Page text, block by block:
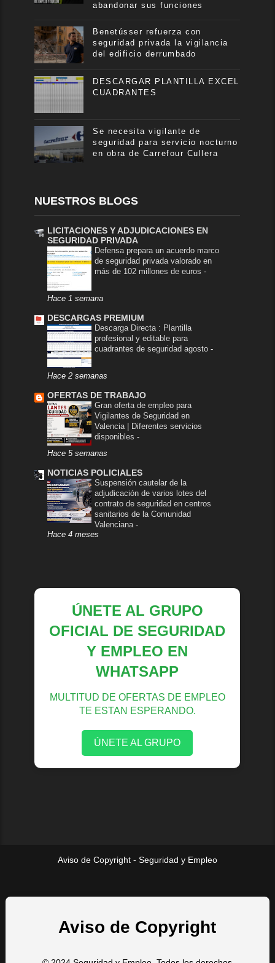
abandonar sus funciones
Benetússer refuerza con
seguridad privada la vigilancia
del edificio derrumbado
DESCARGAR PLANTILLA EXCEL
CUADRANTES
Se necesita vigilante de
seguridad para servicio nocturno
en obra de Carrefour Cullera
NUESTROS BLOGS
LICITACIONES Y ADJUDICACIONES EN
SEGURIDAD PRIVADA
Defensa prepara un acuerdo marco
de seguridad privada valorado en
más de 102 millones de euros-
Hace 1 semana
DESCARGAS PREMIUM
Descarga Directa : Plantilla
profesional y editable para
cuadrantes de seguridad agosto-
Hace 2 semanas
OFERTAS DE TRABAJO
Gran oferta de empleo para
Vigilantes de Seguridad en
Valencia | Diferentes servicios
disponibles-
Hace 5 semanas
NOTICIAS POLICIALES
Suspensión cautelar de la
adjudicación de varios lotes del
contrato de seguridad en centros
sanitarios de la Comunidad
Valenciana-
Hace 4 meses
ÚNETE AL GRUPO
OFICIAL DE SEGURIDAD
Y EMPLEO EN
WHATSAPP
MULTITUD DE OFERTAS DE EMPLEO
TE ESTAN ESPERANDO.
ÚNETE AL GRUPO
Aviso de Copyright - Seguridad y Empleo
Aviso de Copyright